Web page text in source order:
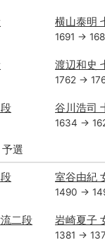
横山泰明
1691 →
渡辺和史
1762 →
谷川浩司
1634 →
選
室谷由紀
1490 →
二段 岩崎夏子
1381 →